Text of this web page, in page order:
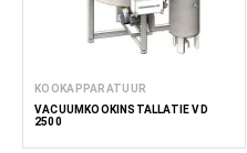
KOOKAPPARATUUR
VACUÜMKOOKINSTALLATIE VD
2500